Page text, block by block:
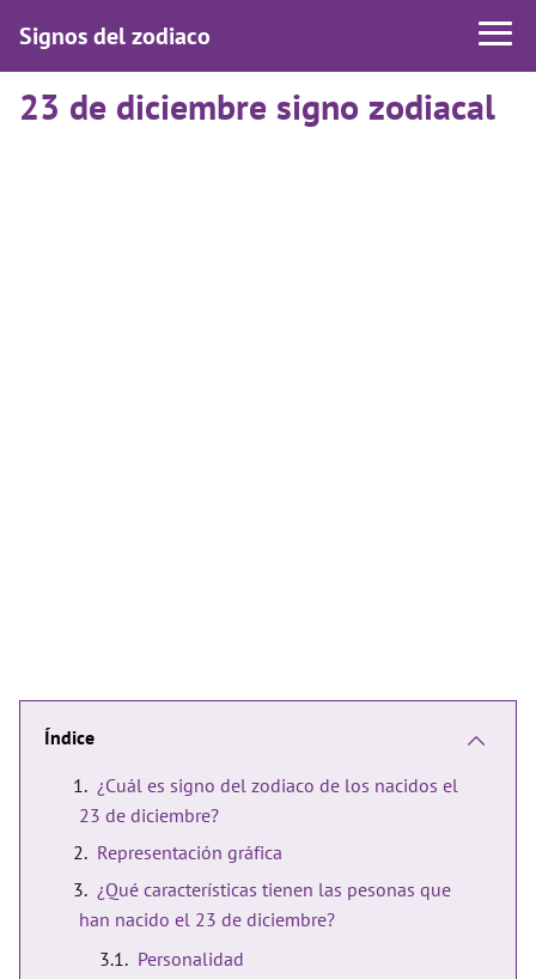
Signos del zodiaco
23 de diciembre signo zodiacal
Índice
¿Cuál es signo del zodiaco de los nacidos el
23 de diciembre?
Representación gráfica
¿Qué características tienen las pesonas que
han nacido el 23 de diciembre?
Personalidad